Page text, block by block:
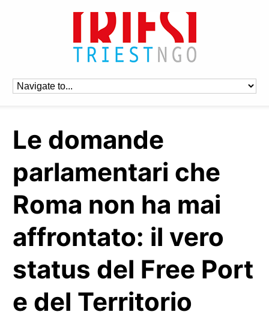
Le domande
parlamentari che
Roma non ha mai
affrontato: il vero
status del Free Port
e del Territorio